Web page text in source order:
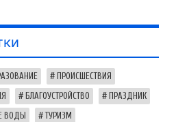
ПРОИСШЕСТВИЯ
БЛАГОУСТРОЙСТВО ПРАЗДНИК
ВОДЫ ТУРИЗМ